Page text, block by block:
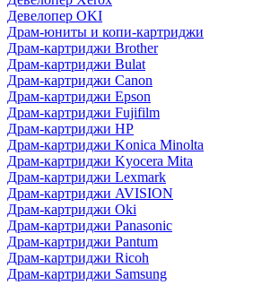
Девелопер OKI
Драм-юниты и копи-картриджи
Драм-картриджи Brother
Драм-картриджи Bulat
Драм-картриджи Canon
Драм-картриджи Epson
Драм-картриджи Fujifilm
Драм-картриджи HP
Драм-картриджи Konica Minolta
Драм-картриджи Kyocera Mita
Драм-картриджи Lexmark
Драм-картриджи AVISION
Драм-картриджи Oki
Драм-картриджи Panasonic
Драм-картриджи Pantum
Драм-картриджи Ricoh
Драм-картриджи Samsung